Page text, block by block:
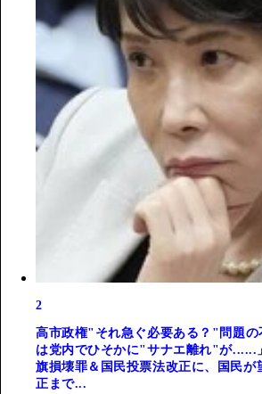
2
高市政権"それ急ぐ必要ある？"問題の
は党内でひそかに"サナエ離れ"が......
旗損壊罪＆国民投票法改正に、国民が
正まで...